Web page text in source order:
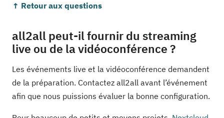
↑ Retour aux questions
all2all peut-il fournir du streaming
live ou de la vidéoconférence ?
Les événements live et la vidéoconférence demandent
de la préparation. Contactez all2all avant l’événement
afin que nous puissions évaluer la bonne configuration.